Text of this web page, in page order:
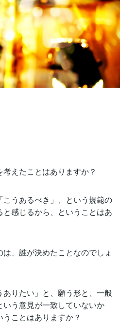
えたことはありますか？
うあるべき」、という規範の
感じるから、ということはあ
は、誰が決めたことなのでしょ
ありたい」と、願う形と、一般
う意見が一致していないか
ことはありますか？